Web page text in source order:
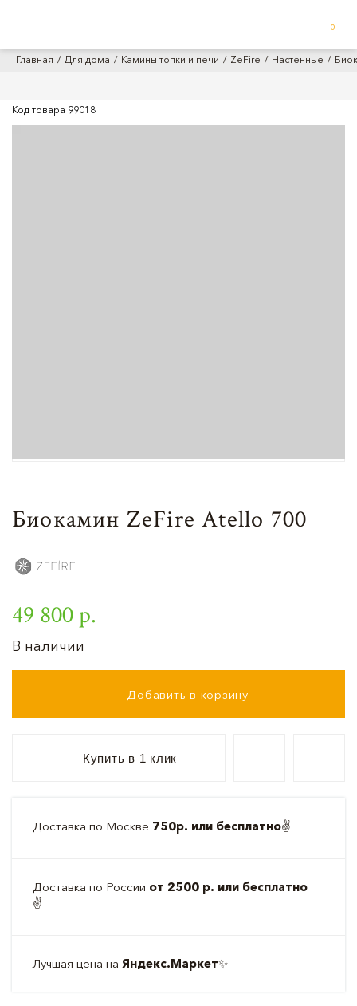
0
Главная Для дома Камины топки и печи ZeFire Настенные
Код товара 99018
Биокамин ZeFire Atello 700
49 800 р.
В наличии
Добавить в корзину
Купить в 1 клик
Доставка по Москве 750р. или бесплатно✌️
Доставка по России от 2500 р. или бесплатно
✌️
Лучшая цена на Яндекс.Маркет✨